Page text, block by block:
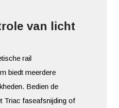
van licht
rail
biedt meerdere
Bedien de
Triac faseafsnijding of